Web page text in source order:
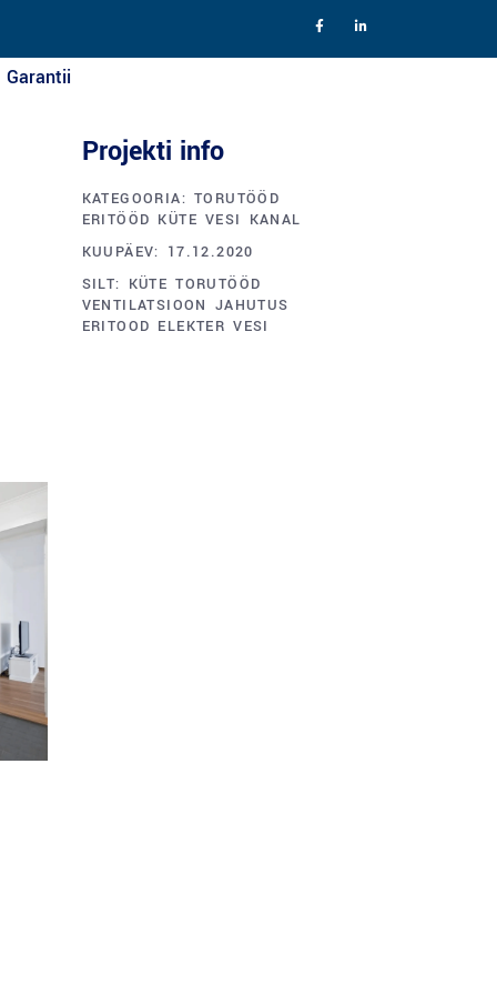
Garantii
Projekti info
KATEGOORIA: TORUTÖÖD
ERITÖÖD KÜTE VESI
KANAL
KUUPÄEV: 17.12.2020
SILT: KÜTE TORUTÖÖD
VENTILATSIOON JAHUTUS
ERITOOD ELEKTER VESI